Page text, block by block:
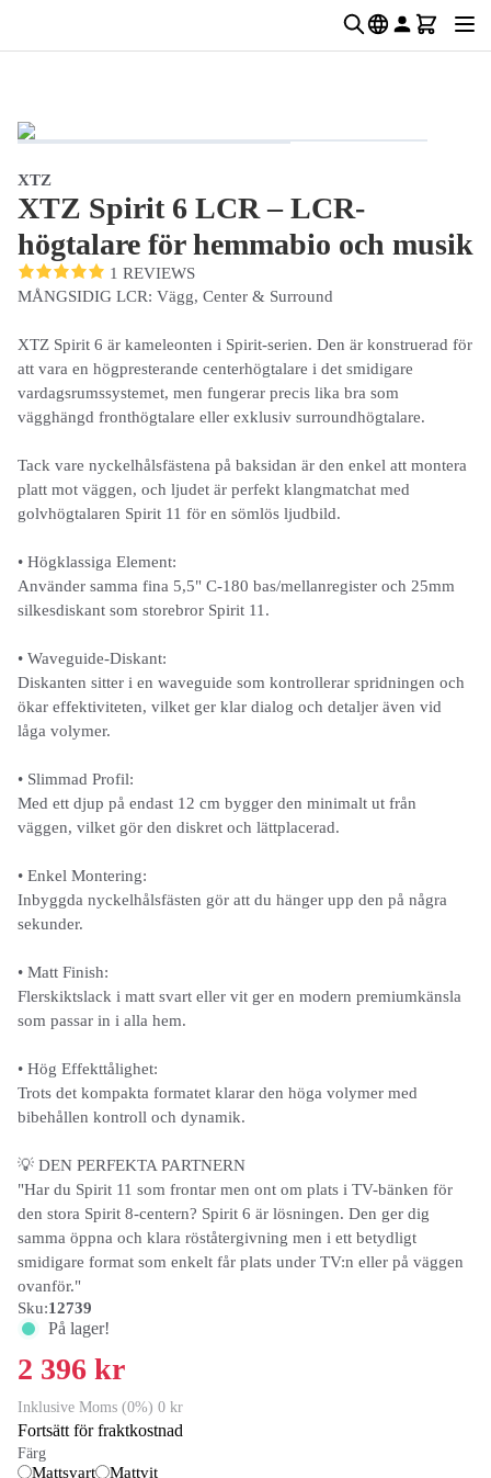
XTZ
XTZ Spirit 6 LCR – LCR-
högtalare för hemmabio och musik
1 REVIEWS
MÅNGSIDIG LCR: Vägg, Center & Surround
XTZ Spirit 6 är kameleonten i Spirit-serien. Den är konstruerad för
att vara en högpresterande centerhögtalare i det smidigare
vardagsrumssystemet, men fungerar precis lika bra som
vägghängd fronthögtalare eller exklusiv surroundhögtalare.
Tack vare nyckelhålsfästena på baksidan är den enkel att montera
platt mot väggen, och ljudet är perfekt klangmatchat med
golvhögtalaren Spirit 11 för en sömlös ljudbild.
• Högklassiga Element:
Använder samma fina 5,5" C-180 bas/mellanregister och 25mm
silkesdiskant som storebror Spirit 11.
• Waveguide-Diskant:
Diskanten sitter i en waveguide som kontrollerar spridningen och
ökar effektiviteten, vilket ger klar dialog och detaljer även vid
låga volymer.
• Slimmad Profil:
Med ett djup på endast 12 cm bygger den minimalt ut från
väggen, vilket gör den diskret och lättplacerad.
• Enkel Montering:
Inbyggda nyckelhålsfästen gör att du hänger upp den på några
sekunder.
• Matt Finish:
Flerskiktslack i matt svart eller vit ger en modern premiumkänsla
som passar in i alla hem.
• Hög Effekttålighet:
Trots det kompakta formatet klarar den höga volymer med
bibehållen kontroll och dynamik.
💡 DEN PERFEKTA PARTNERN
"Har du Spirit 11 som frontar men ont om plats i TV-bänken för
den stora Spirit 8-centern? Spirit 6 är lösningen. Den ger dig
samma öppna och klara röståtergivning men i ett betydligt
smidigare format som enkelt får plats under TV:n eller på väggen
ovanför."
Sku:12739
På lager!
2 396 kr
Inklusive Moms (0%) 0 kr
Fortsätt för fraktkostnad
Färg
Mattsvart Mattvit